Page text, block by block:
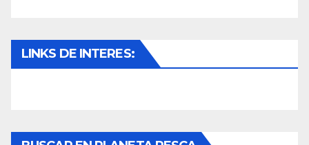
LINKS DE INTERES: